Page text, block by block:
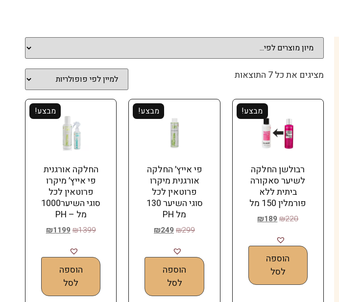
מציגים את כל ⁦7⁩ התוצאות
מבצע!
רבולשן החלקה
לשיער סאקורה
ביתית ללא
פורמלין 150 מל
₪220
₪189
הוספה
לסל
מבצע!
פי אייץ׳ החלקה
אורגנית מיקרו
פרוטאין לכל
סוגי השיער 130
מל PH
₪299
₪249
הוספה
לסל
מבצע!
החלקה אורגנית
פי אייץ׳ מיקרו
פרוטאין לכל
סוגי השיער1000
מל – PH
₪1399
₪1199
הוספה
לסל